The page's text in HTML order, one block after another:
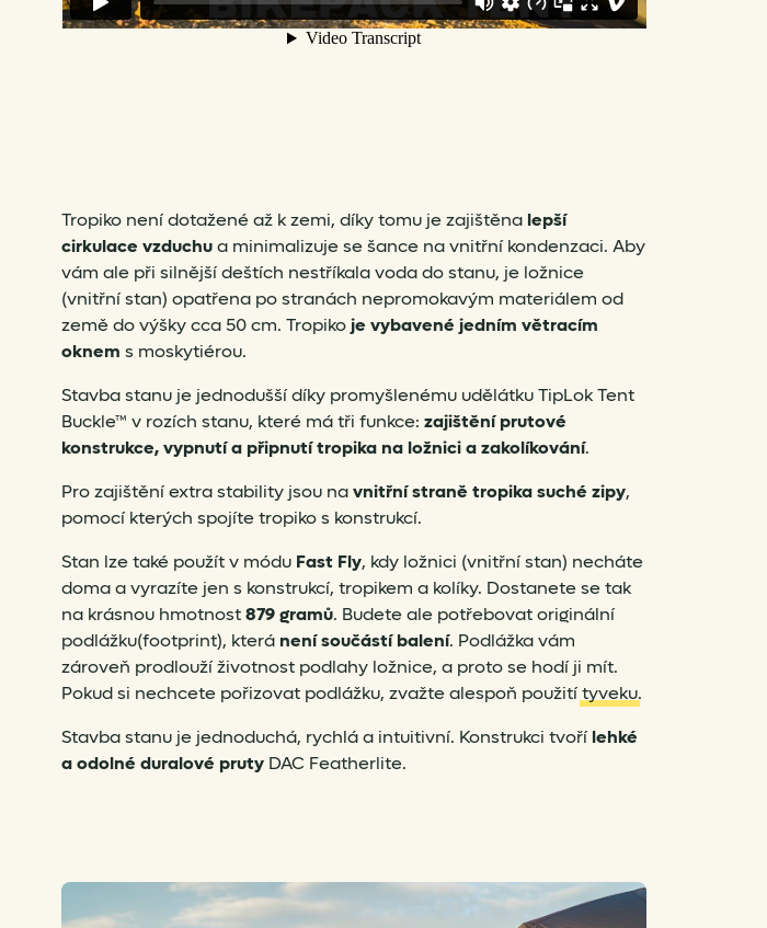
Tropiko není dotažené až k zemi, díky tomu je zajištěna lepší
cirkulace vzduchua minimalizuje se šance na vnitřní kondenzaci. Aby
vám ale při silnější deštích nestříkala voda do stanu, je ložnice
(vnitřní stan) opatřena po stranách nepromokavým materiálem od
země do výšky cca 50 cm. Tropikoje vybavené jedním větracím
oknem s moskytiérou.
Stavba stanu je jednodušší díky promyšlenému udělátku TipLok Tent
Buckle™ v rozích stanu, které má tři funkce: zajištění prutové
konstrukce, vypnutí a připnutí tropika na ložnici a zakolíkování.
Pro zajištění extra stability jsou navnitřní straně tropika suché zipy,
pomocí kterých spojíte tropiko s konstrukcí.
Stan lze také použít v módu Fast Fly, kdy ložnici (vnitřní stan) necháte
doma a vyrazíte jen s konstrukcí, tropikem a kolíky. Dostanete se tak
na krásnou hmotnost879 gramů. Budete ale potřebovat originální
podlážku(footprint), která není součástí balení. Podlážka vám
zároveň prodlouží životnost podlahy ložnice, a proto se hodí ji mít.
Pokud si nechcete pořizovat podlážku, zvažte alespoň použitítyveku.
Stavba stanu je jednoduchá, rychlá a intuitivní. Konstrukci tvoří lehké
a odolné duralové pruty DAC Featherlite.